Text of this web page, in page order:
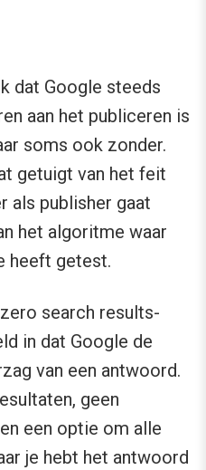
dat Google steeds
aan het publiceren is
soms ook zonder.
getuigt van het feit
als publisher gaat
het algoritme waar
heeft getest.
search results-
in dat Google de
van een antwoord.
geen
een optie om alle
je hebt het antwoord